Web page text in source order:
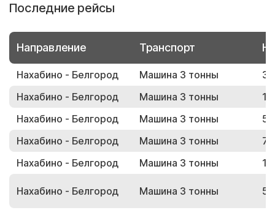
Последние рейсы
Направление Транспорт
Нахабино - Белгород Машина 3 тонны
Нахабино - Белгород
Машина 3 тонны
Нахабино - Белгород
Машина 3 тонны
Нахабино - Белгород
Машина 3 тонны
Нахабино - Белгород
Машина 3 тонны
Нахабино - Белгород Машина 3 тонны